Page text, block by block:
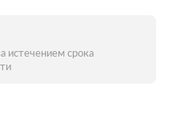
истечением срока